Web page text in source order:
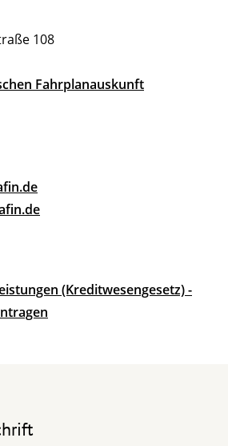
108
Fahrplanauskunft
(Kreditwesengesetz) -